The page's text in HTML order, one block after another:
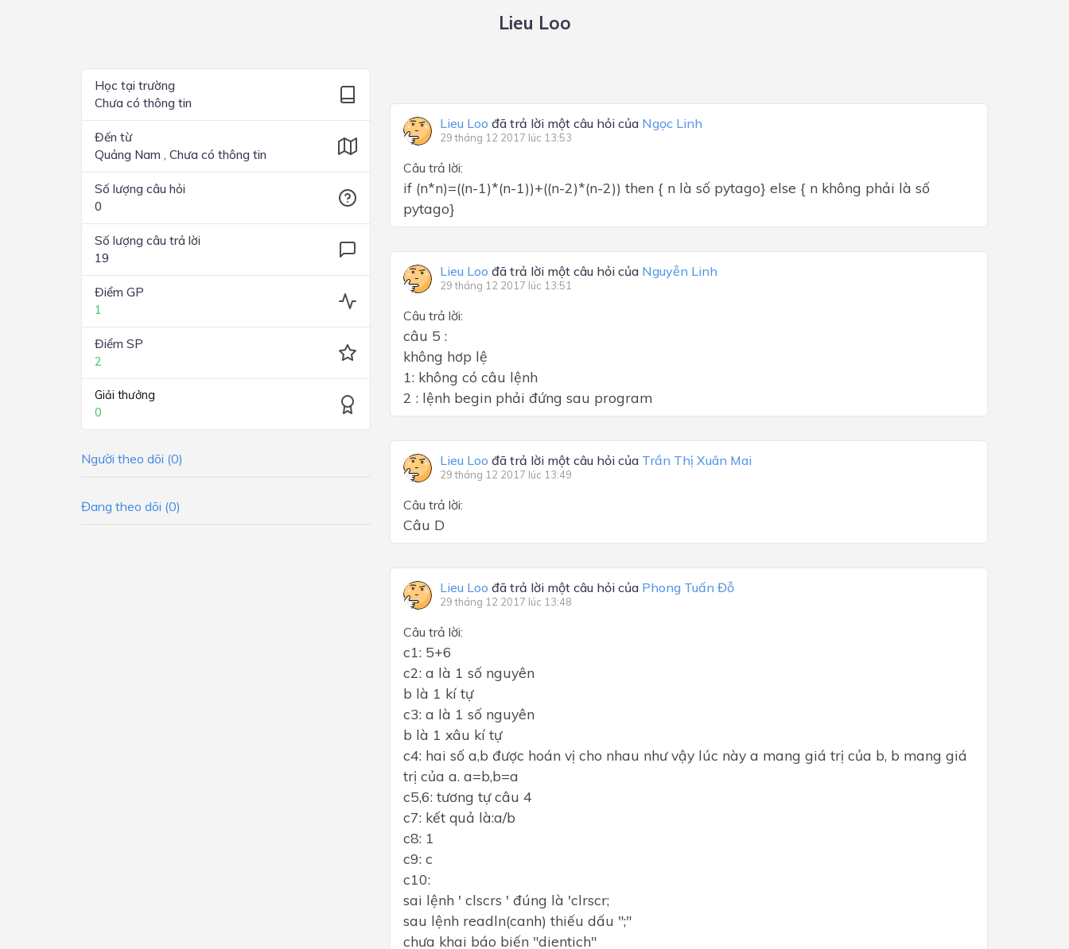
Lớp 2
Lieu Loo
Học tại trường
Chưa có thông tin
Đến từ
Quảng Nam , Chưa có thông tin
Số lượng câu hỏi
0
Số lượng câu trả lời
19
Điểm GP
1
Điểm SP
2
Giải thưởng
0
Người theo dõi (0)
Đang theo dõi (0)
Lieu Loo đã trả lời một câu hỏi của Ngọc Linh
29 tháng 12 2017 lúc 13:53
Câu trả lời:
if (n*n)=((n-1)*(n-1))+((n-2)*(n-2)) then { n là số pytago} else { n không phải là số
pytago}
Lieu Loo đã trả lời một câu hỏi của Nguyễn Linh
29 tháng 12 2017 lúc 13:51
Câu trả lời:
câu 5 :
không hơp lệ
1: không có câu lệnh
2 : lệnh begin phải đứng sau program
Lieu Loo đã trả lời một câu hỏi của Trần Thị Xuân Mai
29 tháng 12 2017 lúc 13:49
Câu trả lời:
Câu D
Lieu Loo đã trả lời một câu hỏi của Phong Tuấn Đỗ
29 tháng 12 2017 lúc 13:48
Câu trả lời:
c1: 5+6
c2: a là 1 số nguyên
b là 1 kí tự
c3: a là 1 số nguyên
b là 1 xâu kí tự
c4: hai số a,b được hoán vị cho nhau như vậy lúc này a mang giá trị của b, b mang giá
trị của a. a=b,b=a
c5,6: tương tự câu 4
c7: kết quả là:a/b
c8: 1
c9: c
c10:
sai lệnh ' clscrs ' đúng là 'clrscr;
sau lệnh readln(canh) thiếu dấu ";"
chưa khai báo biến "dientich"